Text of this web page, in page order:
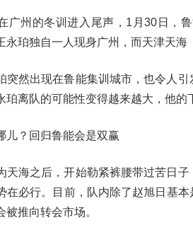
广州的冬训进入尾声，1月30日，
永珀独自一人现身广州，而天津天
突然出现在鲁能集训城市，也令人
珀离队的可能性变得越来越大，他
儿？回归鲁能会是双赢
天海之后，开始勒紧裤腰带过苦日
在必行。目前，队内除了赵旭日基
推向转会市场。